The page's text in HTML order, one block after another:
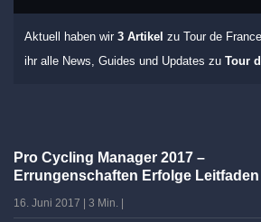
Aktuell haben wir 3 Artikel zu Tour de
ihr alle News, Guides und Updates zu Tour
Pro Cycling Manager 2017 –
Errungenschaften Erfolge Leitfaden
16. Juni 2017 3 Min.